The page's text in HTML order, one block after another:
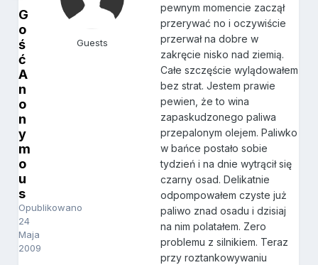
G
o
ś
ć
A
n
o
n
y
m
o
u
s
Opublikowano
24
Maja
2009
Guests
pewnym momencie zaczął
przerywać no i oczywiście
przerwał na dobre w
zakręcie nisko nad ziemią.
Całe szczęście wylądowałem
bez strat. Jestem prawie
pewien, że to wina
zapaskudzonego paliwa
przepalonym olejem. Paliwko
w bańce postało sobie
tydzień i na dnie wytrącił się
czarny osad. Delikatnie
odpompowałem czyste już
paliwo znad osadu i dzisiaj
na nim polatałem. Zero
problemu z silnikiem. Teraz
przy roztankowywaniu